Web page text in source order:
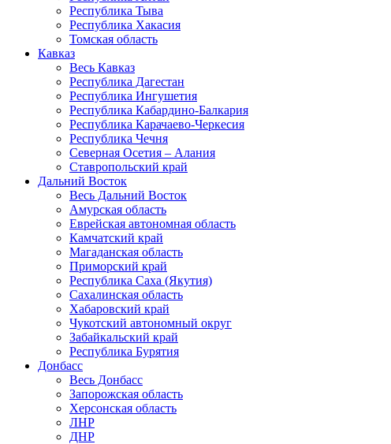
Республика Тыва
Республика Хакасия
Томская область
Кавказ
Весь Кавказ
Республика Дагестан
Республика Ингушетия
Республика Кабардино-Балкария
Республика Карачаево-Черкесия
Республика Чечня
Северная Осетия – Алания
Ставропольский край
Дальний Восток
Весь Дальний Восток
Амурская область
Еврейская автономная область
Камчатский край
Магаданская область
Приморский край
Республика Саха (Якутия)
Сахалинская область
Хабаровский край
Чукотский автономный округ
Забайкальский край
Республика Бурятия
Донбасс
Весь Донбасс
Запорожская область
Херсонская область
ЛНР
ДНР